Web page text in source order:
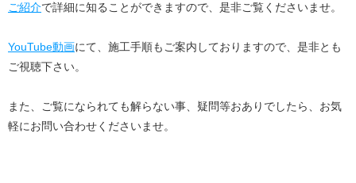
ご紹介で詳細に知ることができますので、是非ご覧くださいませ。
YouTube動画にて、施工手順もご案内しておりますので、是非とも
ご視聴下さい。
また、ご覧になられても解らない事、疑問等おありでしたら、お気
軽にお問い合わせくださいませ。